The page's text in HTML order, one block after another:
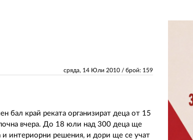
сряда, 14 Юли 2010 / брой: 159
бал край реката организират деца от 15
вчера. До 18 юли над 300 деца ще
и интериорни решения, и дори ще се учат